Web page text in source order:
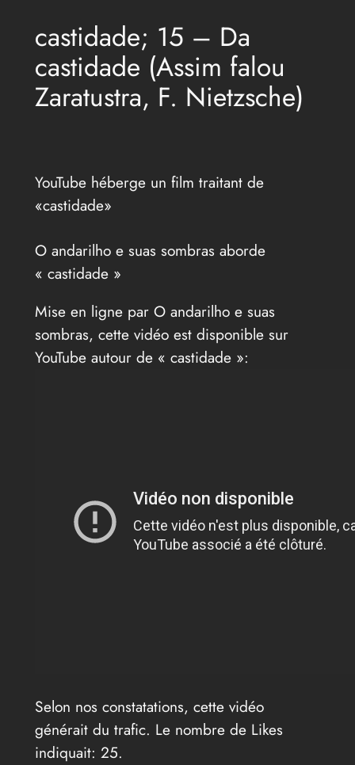
castidade; 15 – Da
castidade (Assim falou
Zaratustra, F. Nietzsche)
YouTube héberge un film traitant de
«castidade»
O andarilho e suas sombras aborde
« castidade »
Mise en ligne par O andarilho e suas
sombras, cette vidéo est disponible sur
YouTube autour de « castidade »:
Selon nos constatations, cette vidéo
générait du trafic. Le nombre de Likes
indiquait: 25.